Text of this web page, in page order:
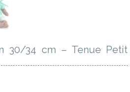
30/34 cm – Tenue Petit